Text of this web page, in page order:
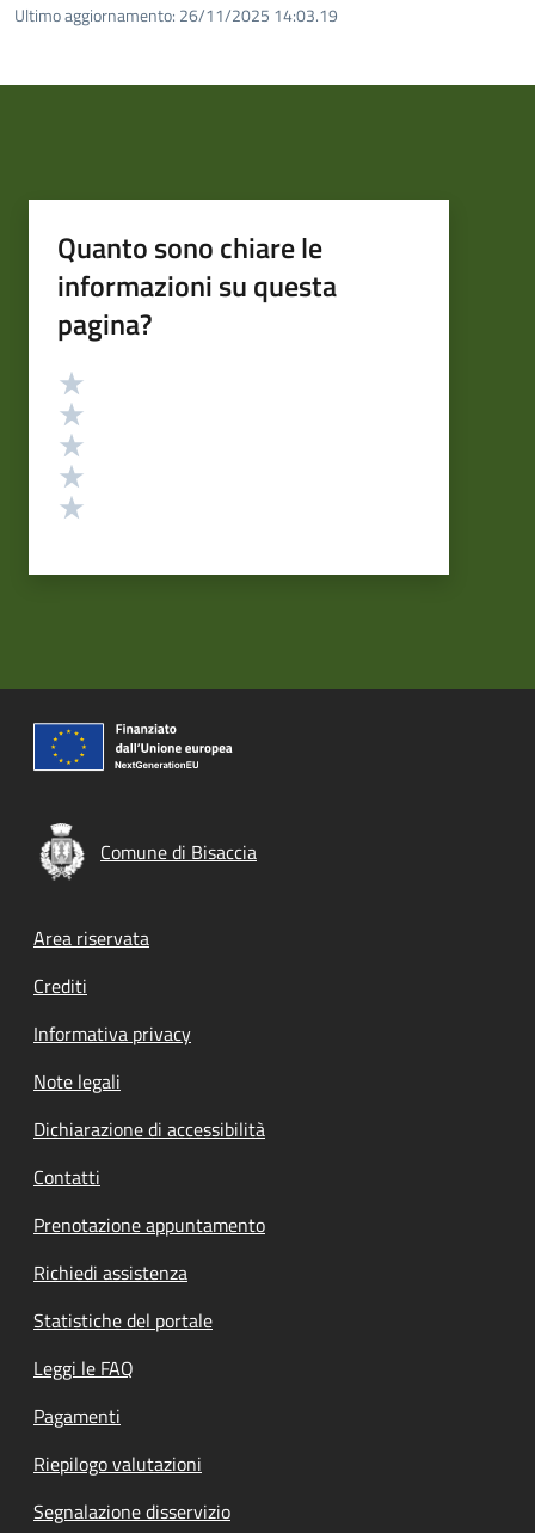
Ultimo aggiornamento: 26/11/2025 14:03.19
Quanto sono chiare le
informazioni su questa
pagina?
Valutazione
Comune di Bisaccia
Footer menu
Area riservata
Crediti
Informativa privacy
Note legali
Dichiarazione di accessibilità
Contatti
Prenotazione appuntamento
Richiedi assistenza
Statistiche del portale
Leggi le FAQ
Pagamenti
Riepilogo valutazioni
Segnalazione disservizio